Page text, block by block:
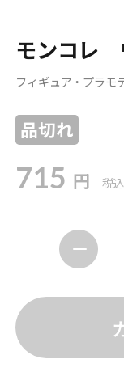
モンコレ
フィギュア・プラモ
品切れ
715 円 税込